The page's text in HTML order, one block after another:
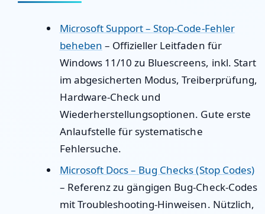
Microsoft Support – Stop-Code-Fehler
beheben – Offizieller Leitfaden für
Windows 11/10 zu Bluescreens, inkl. Start
im abgesicherten Modus, Treiberprüfung,
Hardware-Check und
Wiederherstellungsoptionen. Gute erste
Anlaufstelle für systematische
Fehlersuche.
Microsoft Docs – Bug Checks (Stop Codes)
– Referenz zu gängigen Bug-Check-Codes
mit Troubleshooting-Hinweisen. Nützlich,